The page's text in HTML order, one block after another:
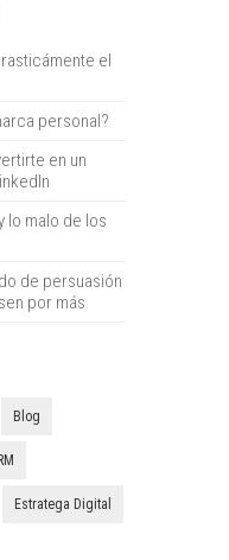
el
personal?
en un
lo malo de los
de persuasión
por más
Blog
Estratega Digital